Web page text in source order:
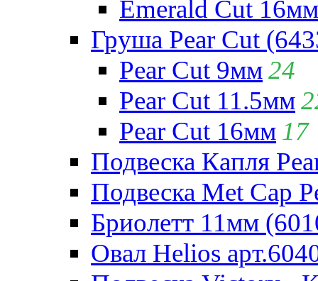
Emerald Cut 16мм
Груша Pear Cut
Pear Cut 9мм24
Pear Cut 11.5мм
Pear Cut 16мм 17
Подвеска Капля
Подвеска Met Cap
Бриолетт 11мм
Овал Helios